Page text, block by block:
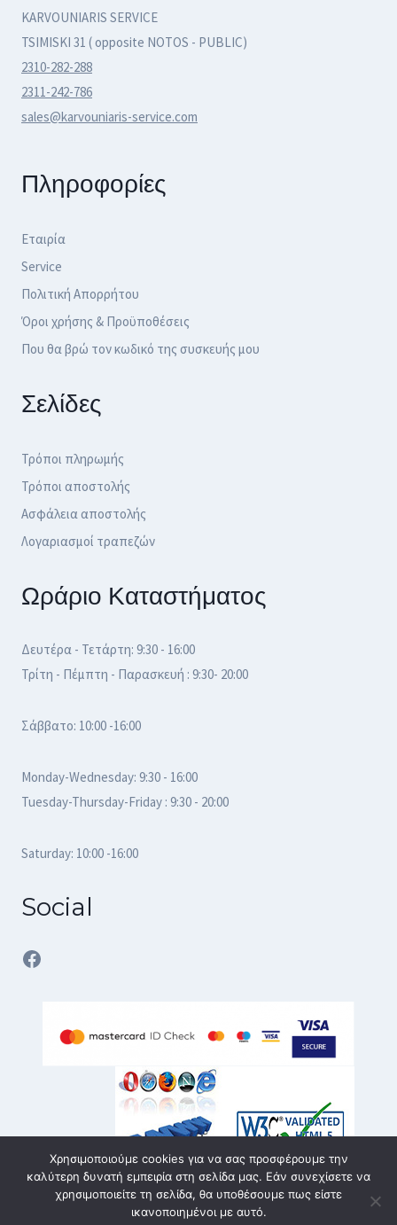
KARVOUNIARIS SERVICE
TSIMISKI 31 ( opposite NOTOS - PUBLIC)
2310-282-288
2311-242-786
sales@karvouniaris-service.com
Πληροφορίες
Εταιρία
Service
Πολιτική Απορρήτου
Όροι χρήσης & Προϋποθέσεις
Που θα βρώ τον κωδικό της συσκευής μου
Σελίδες
Τρόποι πληρωμής
Τρόποι αποστολής
Ασφάλεια αποστολής
Λογαριασμοί τραπεζών
Ωράριο Καταστήματος
Δευτέρα - Τετάρτη: 9:30 - 16:00
Τρίτη - Πέμπτη - Παρασκευή : 9:30- 20:00
Σάββατο: 10:00 -16:00
Monday-Wednesday: 9:30 - 16:00
Tuesday-Thursday-Friday : 9:30 - 20:00
Saturday: 10:00 -16:00
Social
Facebook
© 2026 karvouniaris - service | All rights reserved | Κατασκευή
Χρησιμοποιούμε cookies για να σας προσφέρουμε την
καλύτερη δυνατή εμπειρία στη σελίδα μας. Εάν συνεχίσετε να
χρησιμοποιείτε τη σελίδα, θα υποθέσουμε πως είστε
ικανοποιημένοι με αυτό.